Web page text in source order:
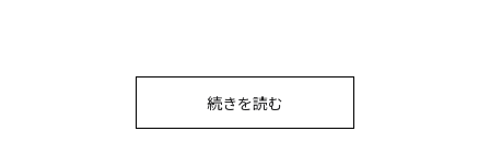
続きを読む